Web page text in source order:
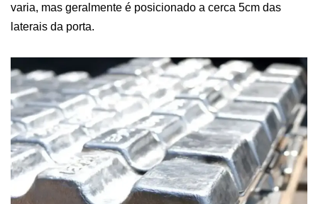
varia, mas geralmente é posicionado a cerca 5cm das
laterais da porta.